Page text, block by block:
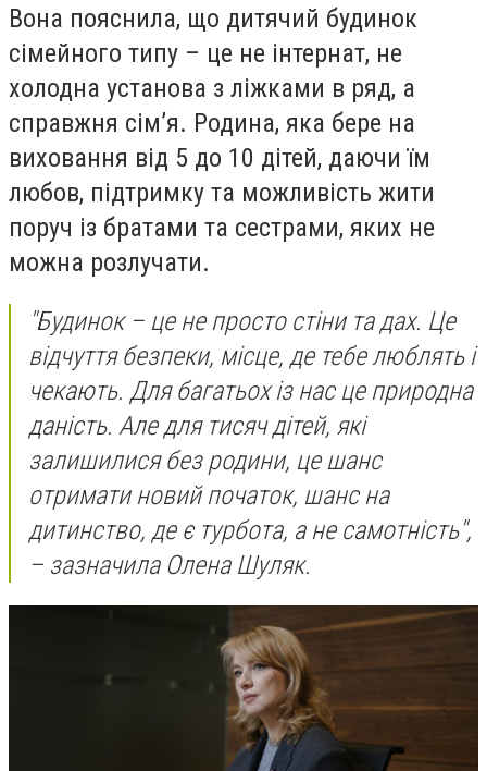
Вона пояснила, що дитячий будинок
сімейного типу – це не інтернат, не
холодна установа з ліжками в ряд, а
справжня сім’я. Родина, яка бере на
виховання від 5 до 10 дітей, даючи їм
любов, підтримку та можливість жити
поруч із братами та сестрами, яких не
можна розлучати.
"Будинок – це не просто стіни та дах. Це
відчуття безпеки, місце, де тебе люблять і
чекають. Для багатьох із нас це природна
даність. Але для тисяч дітей, які
залишилися без родини, це шанс
отримати новий початок, шанс на
дитинство, де є турбота, а не самотність",
– зазначила Олена Шуляк.